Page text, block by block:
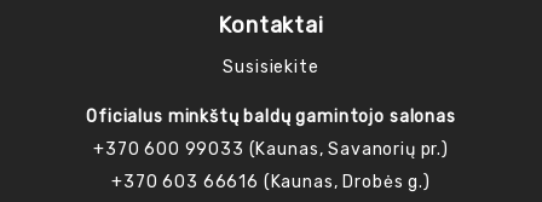
Kontaktai
Susisiekite
Oficialus minkštų baldų gamintojo salonas
+370 600 99033 (Kaunas, Savanorių pr.)
+370 603 66616 (Kaunas, Drobės g.)